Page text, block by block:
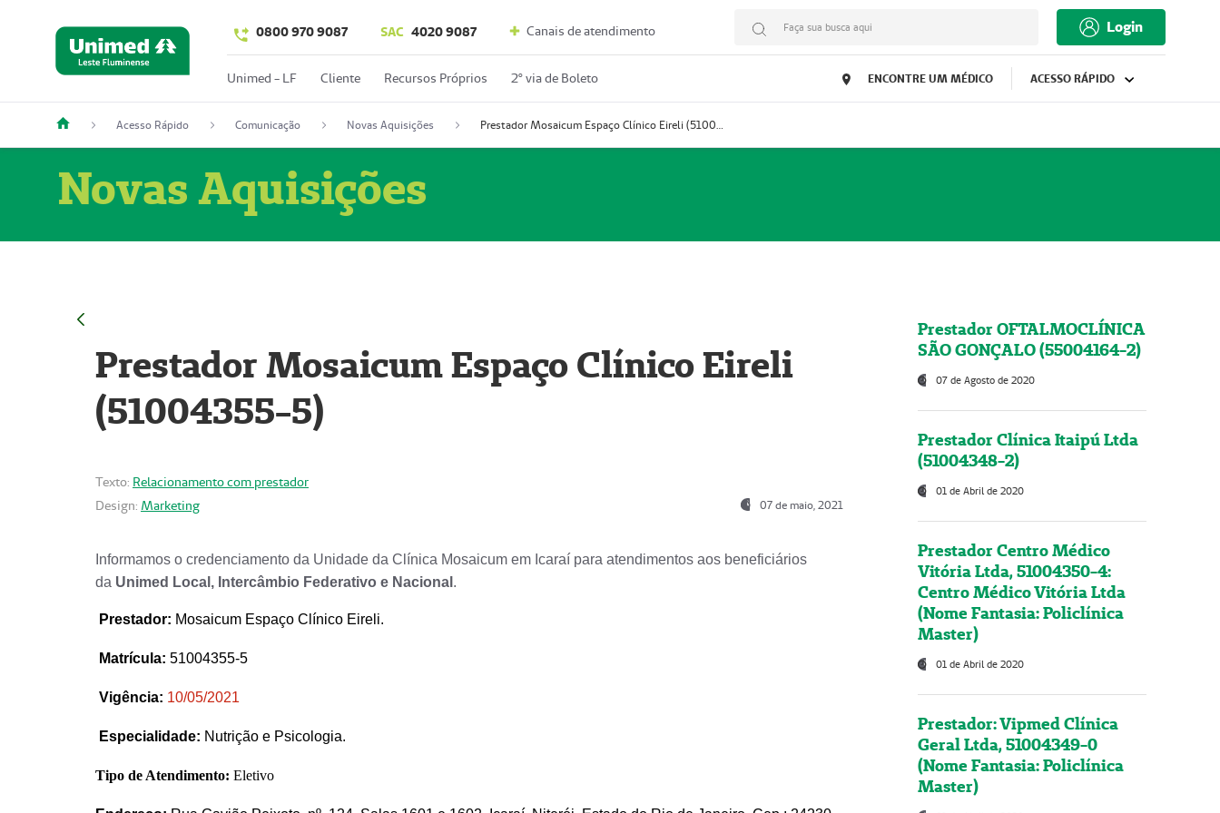
0800 970 9087 SAC 4020 9087 Canais de atendimento Faça sua busca aqui Login
Unimed - LF Cliente Recursos Próprios 2º via de Boleto ENCONTRE UM MÉDICO ACESSO RÁPIDO
Acesso Rápido Comunicação Novas Aquisições Prestador Mosaicum Espaço Clínico Eireli (51004355-5)
Novas Aquisições
Prestador Mosaicum Espaço Clínico Eireli
(51004355-5)
Texto: Relacionamento com prestador
Design: Marketing 07 de maio, 2021
Informamos o credenciamento da Unidade da Clínica Mosaicum em Icaraí para atendimentos aos beneficiários
da Unimed Local, Intercâmbio Federativo e Nacional .
Prestador: Mosaicum Espaço Clínico Eireli.
Matrícula: 51004355-5
Vigência: 10/05/2021
Especialidade: Nutrição e Psicologia.
Tipo de Atendimento: Eletivo
Prestador OFTALMOCLÍNICA
SÃO GONÇALO (55004164-2)
07 de Agosto de 2020
Prestador Clínica Itaipú Ltda
(51004348-2)
01 de Abril de 2020
Prestador Centro Médico
Vitória Ltda, 51004350-4:
Centro Médico Vitória Ltda
(Nome Fantasia: Policlínica
Master)
01 de Abril de 2020
Prestador: Vipmed Clínica
Geral Ltda, 51004349-0
(Nome Fantasia: Policlínica
Master)